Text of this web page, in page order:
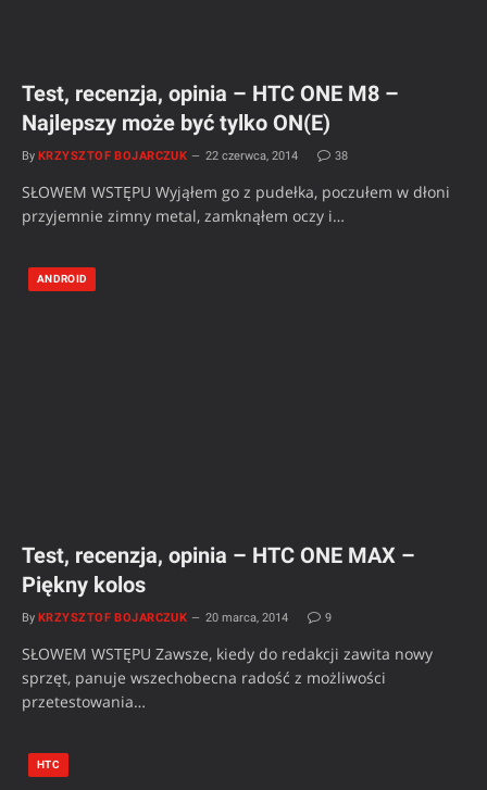
Test, recenzja, opinia – HTC ONE M8 –
Najlepszy może być tylko ON(E)
By KRZYSZTOF BOJARCZUK 22 czerwca, 2014 38
SŁOWEM WSTĘPU Wyjąłem go z pudełka, poczułem w dłoni
przyjemnie zimny metal, zamknąłem oczy i…
ANDROID
Test, recenzja, opinia – HTC ONE MAX –
Piękny kolos
By KRZYSZTOF BOJARCZUK 20 marca, 2014 9
SŁOWEM WSTĘPU Zawsze, kiedy do redakcji zawita nowy
sprzęt, panuje wszechobecna radość z możliwości
przetestowania…
HTC